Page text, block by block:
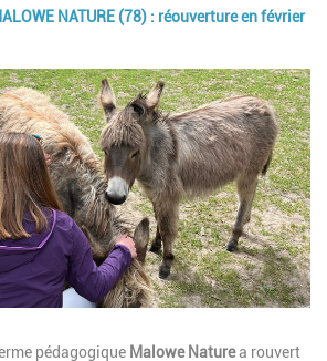
NATURE (78) : réouverture en février
pédagogique Malowe Naturea rouvert